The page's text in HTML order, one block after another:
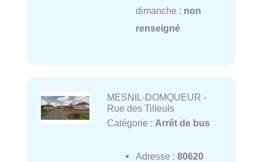
dimanche : non
renseigné
MESNIL-DOMQUEUR -
Rue des Tilleuls
Catégorie : Arrêt de bus
Adresse : 80620